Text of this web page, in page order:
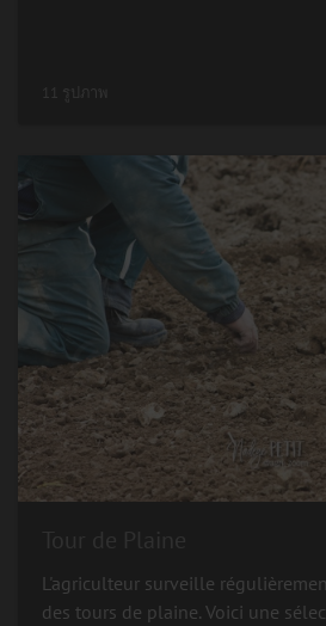
11 รูปภาพ
L'agriculteur surveille
des tours de plaine. Voici une